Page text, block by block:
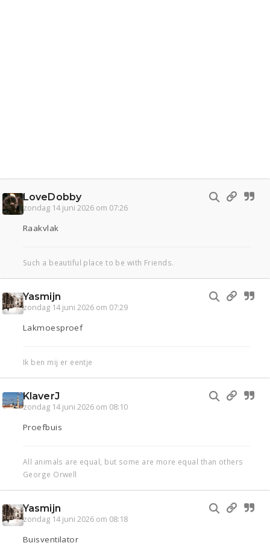
LoveDobby
zondag 14 juni 2026 om 07:26
Raakvlak
Such a beautiful place to be with Friends.
Yasmijn
zondag 14 juni 2026 om 07:29
Lakmoesproef
Ik ben mij er eentje
KlaverJ
zondag 14 juni 2026 om 08:10
Proefbuis
All animals are equal, but some are more equal than others
George Orwell
Yasmijn
zondag 14 juni 2026 om 08:18
Buisventilator